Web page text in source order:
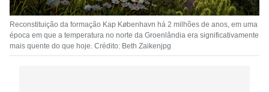
Reconstituição da formação Kap København há 2 milhões de anos, em uma
época em que a temperatura no norte da Groenlândia era significativamente
mais quente do que hoje. Crédito: Beth Zaikenjpg